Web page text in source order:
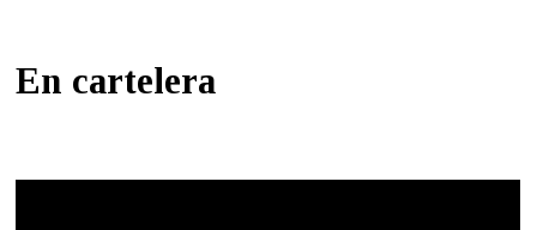
En cartelera